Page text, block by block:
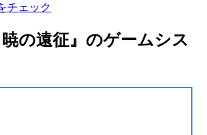
チェック
暁の遠征』のゲームシス